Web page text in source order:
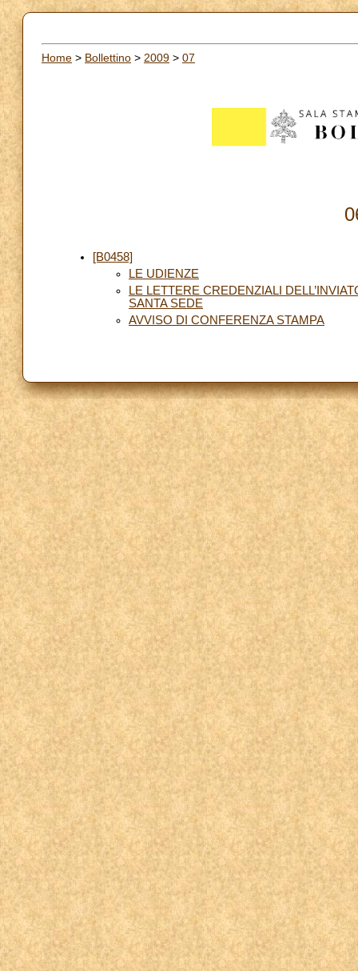
Home > Bollettino > 2009 > 07
[B0458]
LE UDIENZE
LE LETTERE CREDENZIALI
SANTA SEDE
AVVISO DI CONFERENZA STAMPA